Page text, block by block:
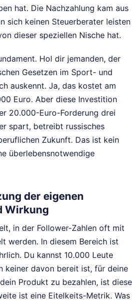
hat. Die Nachzahlung kam aus
sich keinen Steuerberater leisten
dieser speziellen Nische hat.
Hol dir jemanden, der
Gesetzen im Sport- und
auskennt. Ja, das kostet am
Euro. Aber diese Investition
20.000-Euro-Forderung drei
spart, betreibt russisches
Zukunft. Das ist kein
überlebensnotwendige
der eigenen
Wirkung
in der Follower-Zahlen oft mit
werden. In diesem Bereich ist
Du kannst 10.000 Leute
keiner davon bereit ist, für deine
Produkt zu bezahlen, ist diese
ist eine Eitelkeits-Metrik. Was